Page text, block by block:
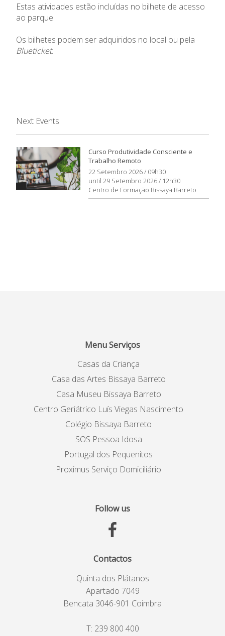
Estas atividades estão incluídas no bilhete de acesso
ao parque.
Os bilhetes podem ser adquiridos no local ou pela
Blueticket.
Next Events
Curso Produtividade Consciente e
Trabalho Remoto
22 Setembro 2026 / 09h30
until 29 Setembro 2026 / 12h30
Centro de Formação Bissaya Barreto
Menu Serviços
Casas da Criança
Casa das Artes Bissaya Barreto
Casa Museu Bissaya Barreto
Centro Geriátrico Luís Viegas Nascimento
Colégio Bissaya Barreto
SOS Pessoa Idosa
Portugal dos Pequenitos
Proximus Serviço Domiciliário
Follow us
Contactos
Quinta dos Plátanos
Apartado 7049
Bencata 3046-901 Coimbra
T: 239 800 400